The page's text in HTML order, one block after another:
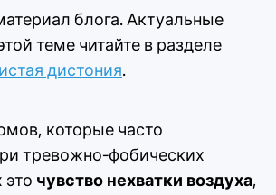
блога. Актуальные
теме читайте в разделе
дистония.
которые часто
тревожно-фобических
это чувство нехватки воздуха,